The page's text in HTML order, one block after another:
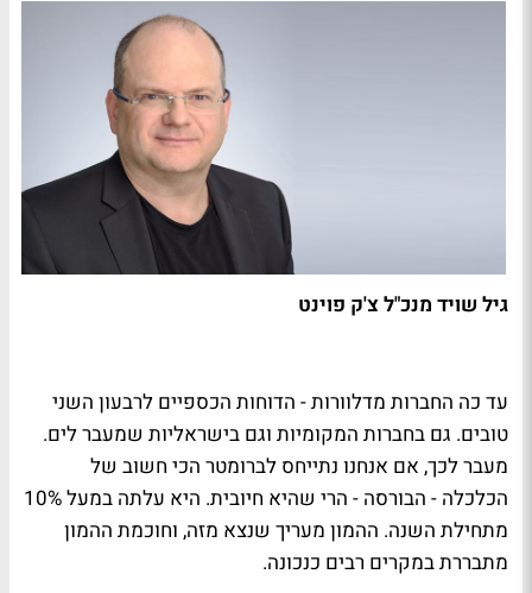
גיל שויד מנכ"ל צ'ק פוינט
עד כה החברות מדלוורות - הדוחות הכספיים לרבעון השני
טובים. גם בחברות המקומיות וגם בישראליות שמעבר לים.
מעבר לכך, אם אנחנו נתייחס לברומטר הכי חשוב של
הכלכלה - הבורסה - הרי שהיא חיובית. היא עלתה במעל 10%
מתחילת השנה. ההמון מעריך שנצא מזה, וחוכמת ההמון
מתבררת במקרים רבים כנכונה.